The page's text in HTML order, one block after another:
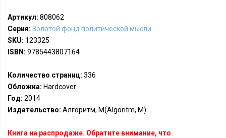
Артикул: 808062
Серия: Золотой фонд политической мысли
SKU: 123325
ISBN: 9785443807164
Количество страниц: 336
Обложка: Hardcover
Год: 2014
Издательство: Алгоритм, М(Algoritm, M)
Книга на распродаже. Обратите внимание, что